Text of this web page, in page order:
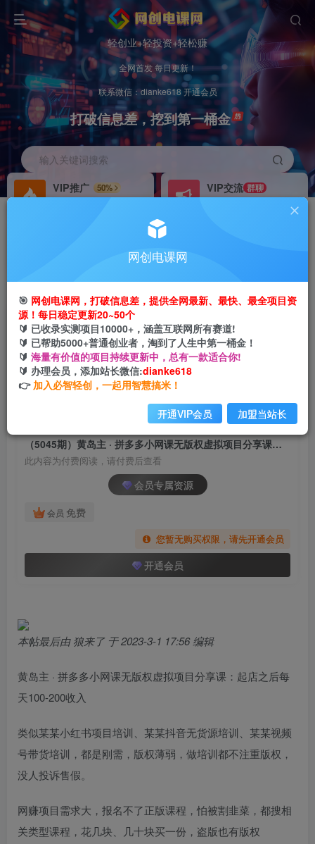
轻创业+轻投资+轻松赚
全网首发 每日更新！
联系微信：dianke618 开通会员
打破信息差，挖到第一桶金
输入关键词搜索
VIP推广
50%
VIP交流 群聊
研究探讨更多创业项目路子。
搭建同款网站，自己当老板
（5045期）黄岛主 · 拼多多小网课无版权虚拟项目
分享课：起店之后每天100-200收入
网创电课网
2年前发布
934 114
（5045期）黄岛主 · 拼多多小网课无版权虚拟项目分享课：起店之后每天100-200收入
此内容为付费阅读，请付费后查看
会员专属资源
会员 免费
您暂无购买权限，请先开通会员
开通会员
本帖最后由 狼来了 于 2023-3-1 17:56 编辑
黄岛主 · 拼多多小网课无版权虚拟项目分享课：起店之后每
天100-200收入
类似某某小红书项目培训、某某抖音无货源培训、某某视频
号带货培训，都是刚需，版权薄弱，做培训都不注重版权，
没人投诉售假。
网赚项目需求大，报名不了正版课程，怕被割韭菜，都搜相
关类型课程，花几块、几十块买一份，盗版也有版权
网创电课网
🎯 网创电课网，打破信息差，提供全网最新、最快、最全项目资
源！每日稳定更新20~50个
🔰 已收录实测项目10000+，涵盖互联网所有赛道!
🔰 已帮助5000+普通创业者，淘到了人生中第一桶金！
🔰 海量有价值的项目持续更新中，总有一款适合你!
🔰 办理会员，添加站长微信:dianke618
👉 加入必智轻创，一起用智慧搞米！
开通VIP会员 加盟当站长